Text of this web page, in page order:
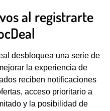
al registrarte
desbloquea una serie de
la experiencia de
reciben notificaciones
acceso prioritario a
y la posibilidad de